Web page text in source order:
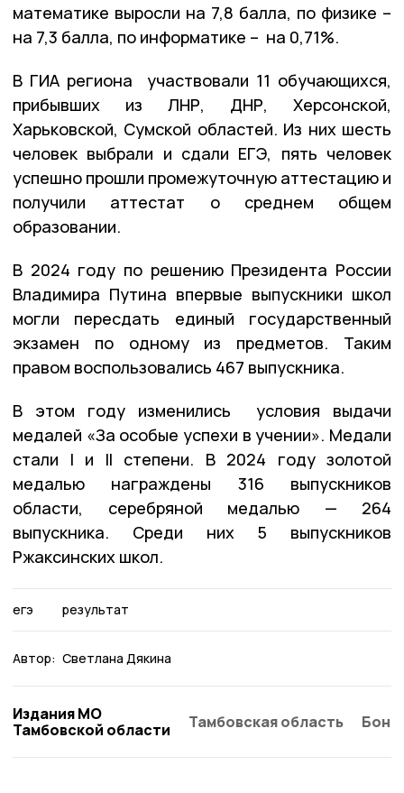
математике выросли на 7,8 балла, по физике –
на 7,3 балла, по информатике – на 0,71%.
В ГИА региона участвовали 11 обучающихся,
прибывших из ЛНР, ДНР, Херсонской,
Харьковской, Сумской областей. Из них шесть
человек выбрали и сдали ЕГЭ, пять человек
успешно прошли промежуточную аттестацию и
получили аттестат о среднем общем
образовании.
В 2024 году по решению Президента России
Владимира Путина впервые выпускники школ
могли пересдать единый государственный
экзамен по одному из предметов. Таким
правом воспользовались 467 выпускника.
В этом году изменились условия выдачи
медалей «За особые успехи в учении». Медали
стали I и II степени. В 2024 году золотой
медалью награждены 316 выпускников
области, серебряной медалью — 264
выпускника. Среди них 5 выпускников
Ржаксинских школ.
егэ результат
Автор: Светлана Дякина
Издания МО
Тамбовской области
Тамбовская область